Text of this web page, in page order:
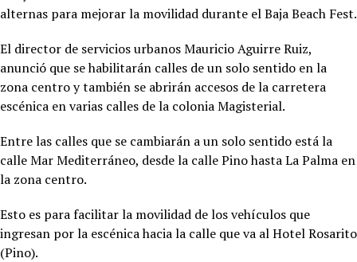
alternas para mejorar la movilidad durante el Baja Beach Fest.
El director de servicios urbanos Mauricio Aguirre Ruiz,
anunció que se habilitarán calles de un solo sentido en la
zona centro y también se abrirán accesos de la carretera
escénica en varias calles de la colonia Magisterial.
Entre las calles que se cambiarán a un solo sentido está la
calle Mar Mediterráneo, desde la calle Pino hasta La Palma en
la zona centro.
Esto es para facilitar la movilidad de los vehículos que
ingresan por la escénica hacia la calle que va al Hotel Rosarito
(Pino).